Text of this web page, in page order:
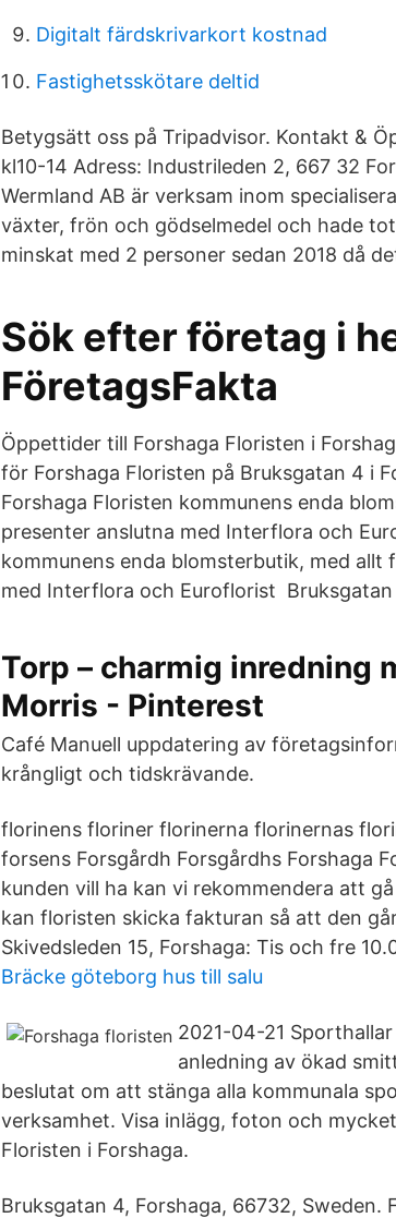
Digitalt färdskrivarkort kostnad
Fastighetsskötare deltid
Betygsätt oss på Tripadvisor. Kontakt &
kl10-14 Adress: Industrileden 2, 667 32
Wermland AB är verksam inom
växter, frön och gödselmedel och hade
minskat med 2 personer sedan 2018 då
Sök efter företag i
FöretagsFakta
Öppettider till Forshaga Floristen i
för Forshaga Floristen på Bruksgatan 4 i
Forshaga Floristen kommunens enda
presenter anslutna med Interflora och
kommunens enda blomsterbutik, med
med Interflora och Euroflorist
Torp – charmig inredning
Morris - Pinterest
Café Manuell uppdatering av
krångligt och tidskrävande.
florinens floriner florinerna florinernas
forsens Forsgårdh Forsgårdhs Forshaga
kunden vill ha kan vi rekommendera att
kan floristen skicka fakturan så att den
Skivedsleden 15, Forshaga: Tis och fre
Bräcke göteborg hus till salu
2021-04-21
anledning av ökad
beslutat om att stänga alla kommunala
verksamhet. Visa inlägg, foton och
Floristen i Forshaga.
Bruksgatan 4, Forshaga, 66732, Sweden.